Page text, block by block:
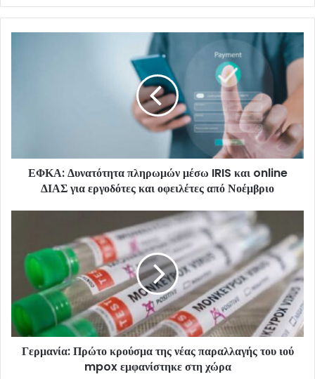
ΕΦΚΑ: Δυνατότητα πληρωμών μέσω IRIS και online
ΔΙΑΣ για εργοδότες και οφειλέτες από Νοέμβριο
Γερμανία: Πρώτο κρούσμα της νέας παραλλαγής του ιού
mpox εμφανίστηκε στη χώρα